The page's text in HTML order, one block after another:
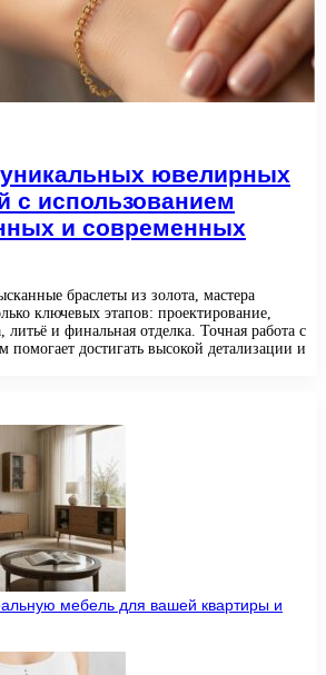
ювелирных
с использованием
и современных
браслеты из золота, мастера
ключевых этапов: проектирование,
литьё и финальная отделка. Точная работа с
помогает достигать высокой детализации и
мебель для вашей квартиры и